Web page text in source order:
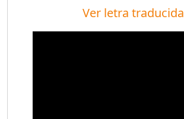
Ver letra traducida